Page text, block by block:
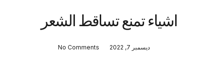
اشياء تمنع تساقط الشعر
ديسمبر 7, 2022 No Comments